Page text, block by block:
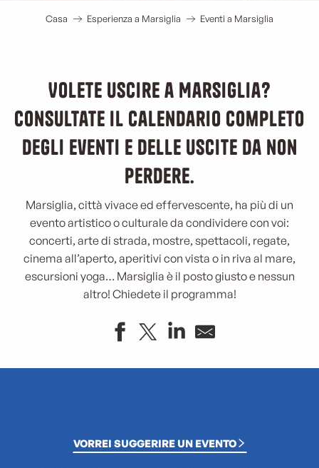
Casa Esperienza a Marsiglia Eventi a Marsiglia
Volete uscire a Marsiglia?
Consultate il calendario completo
degli eventi e delle uscite da non
perdere.
Marsiglia, città vivace ed effervescente, ha più di un
evento artistico o culturale da condividere con voi:
concerti, arte di strada, mostre, spettacoli, regate,
cinema all’aperto, aperitivi con vista o in riva al mare,
escursioni yoga… Marsiglia è il posto giusto e nessun
altro! Chiedete il programma!
1936-2026 : 90 ans du Front populaire
VORREI SUGGERIRE UN EVENTO